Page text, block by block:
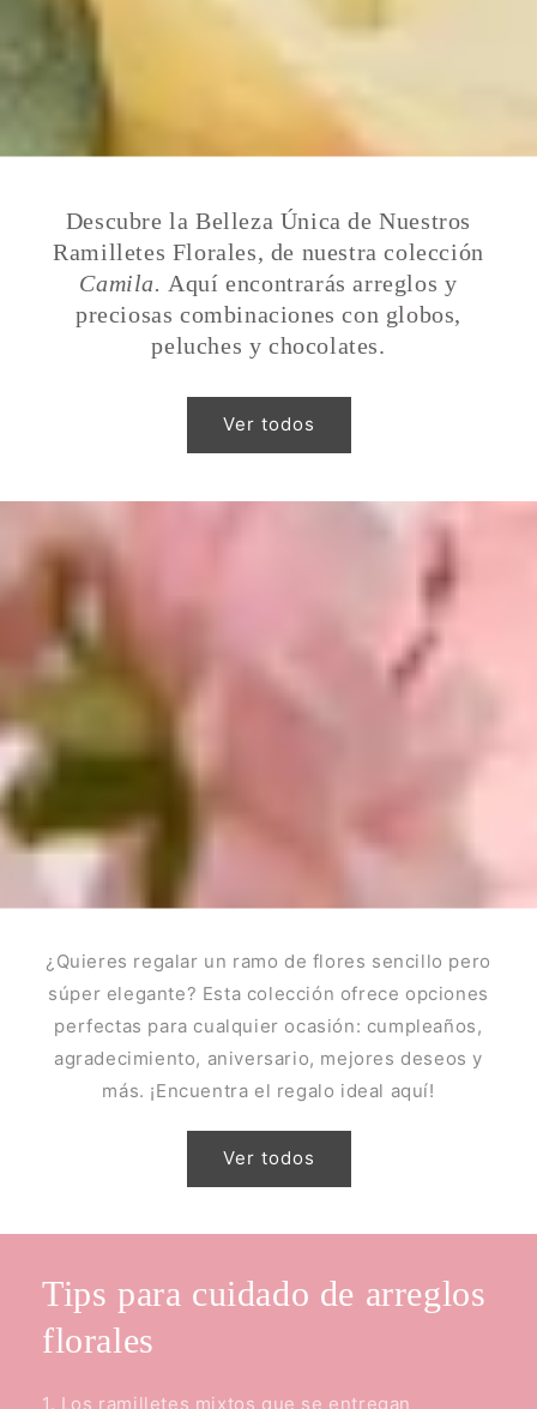
Descubre la Belleza Única de Nuestros
Ramilletes Florales, de nuestra colección
Camila. Aquí encontrarás arreglos y
preciosas combinaciones con globos,
peluches y chocolates.
Ver todos
¿Quieres regalar un ramo de flores sencillo pero
súper elegante? Esta colección ofrece opciones
perfectas para cualquier ocasión: cumpleaños,
agradecimiento, aniversario, mejores deseos y
más. ¡Encuentra el regalo ideal aquí!
Ver todos
Tips para cuidado de arreglos
florales
1. Los ramilletes mixtos que se entregan